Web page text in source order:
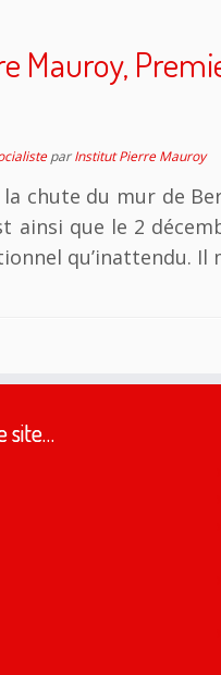
Mauroy,
parInstitut Pierre Mauroy
la chute du mur de
ainsi que le 2
qu’inattendu.
site…